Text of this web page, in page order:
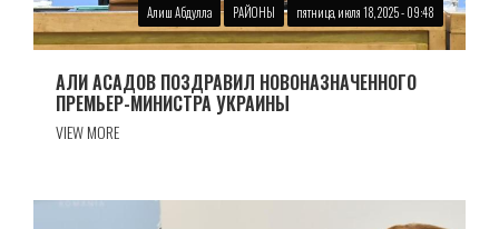
Алиш Абдулла РАЙОНЫ пятница, июля 18, 2025 - 09:48
АЛИ АСАДОВ ПОЗДРАВИЛ НОВОНАЗНАЧЕННОГО
ПРЕМЬЕР-МИНИСТРА УКРАИНЫ
VIEW MORE